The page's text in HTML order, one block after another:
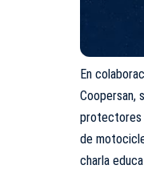
En
Coopersan,
protectores
de
charla